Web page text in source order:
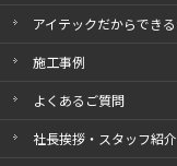
アイテックだからできる
施工事例
よくあるご質問
社長挨拶・スタッフ紹介